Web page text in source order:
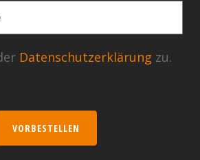
Datenschutzerklärung zu.
VORBESTELLEN